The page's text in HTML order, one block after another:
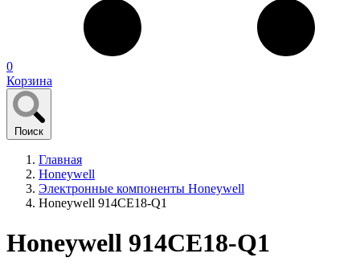
0
Корзина
Поиск
Главная
Honeywell
Электронные компоненты Honeywell
Honeywell 914CE18-Q1
Honeywell 914CE18-Q1